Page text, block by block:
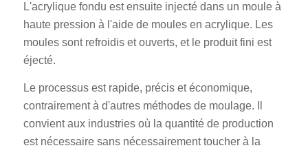
L'acrylique fondu est ensuite injecté dans un moule à
haute pression à l'aide de moules en acrylique. Les
moules sont refroidis et ouverts, et le produit fini est
éjecté.
Le processus est rapide, précis et économique,
contrairement à d'autres méthodes de moulage. Il
convient aux industries où la quantité de production
est nécessaire sans nécessairement toucher à la